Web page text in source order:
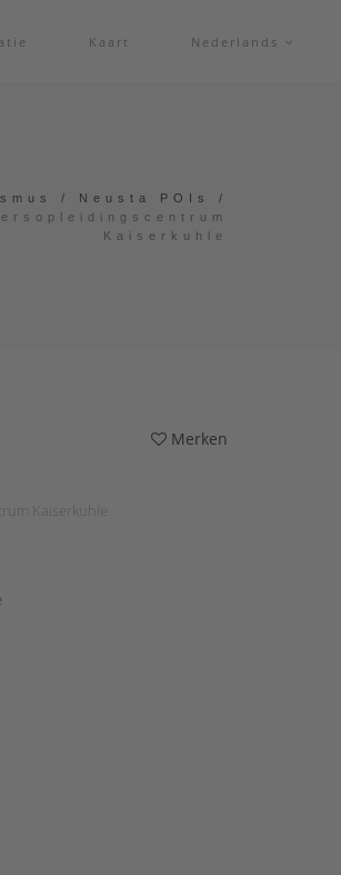
Kaart Nederlands
/ Neusta POIs
/
Kaiserkuhle
Merken
Kaiserkuhle